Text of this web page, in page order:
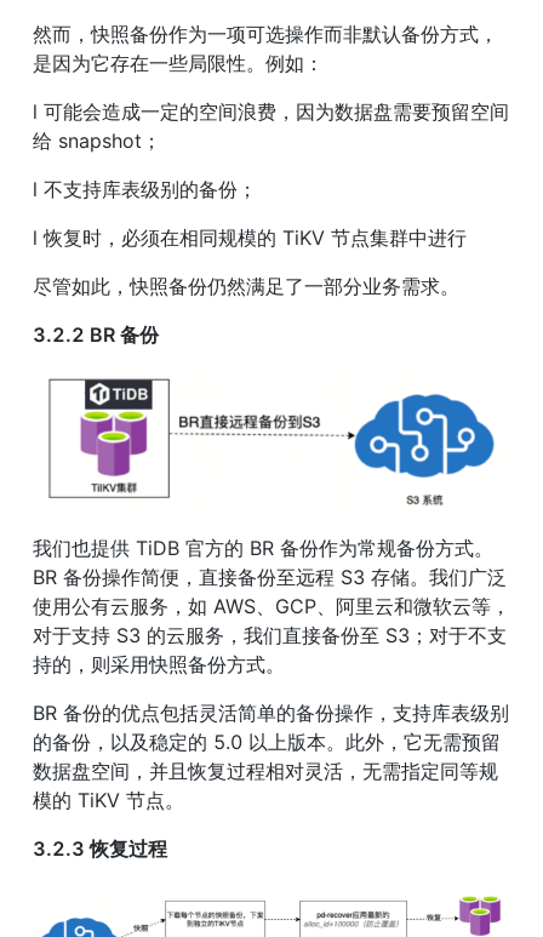
然而，快照备份作为一项可选操作而非默认备份方式，
是因为它存在一些局限性。例如：
l 可能会造成一定的空间浪费，因为数据盘需要预留空间
给 snapshot；
l 不支持库表级别的备份；
l 恢复时，必须在相同规模的 TiKV 节点集群中进行
尽管如此，快照备份仍然满足了一部分业务需求。
3.2.2 BR 备份
我们也提供 TiDB 官方的 BR 备份作为常规备份方式。
BR 备份操作简便，直接备份至远程 S3 存储。我们广泛
使用公有云服务，如 AWS、GCP、阿里云和微软云等，
对于支持 S3 的云服务，我们直接备份至 S3；对于不支
持的，则采用快照备份方式。
BR 备份的优点包括灵活简单的备份操作，支持库表级别
的备份，以及稳定的 5.0 以上版本。此外，它无需预留
数据盘空间，并且恢复过程相对灵活，无需指定同等规
模的 TiKV 节点。
3.2.3 恢复过程